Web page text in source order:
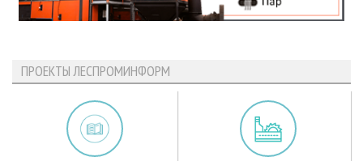
ПРОЕКТЫ ЛЕСПРОМИНФОРМ